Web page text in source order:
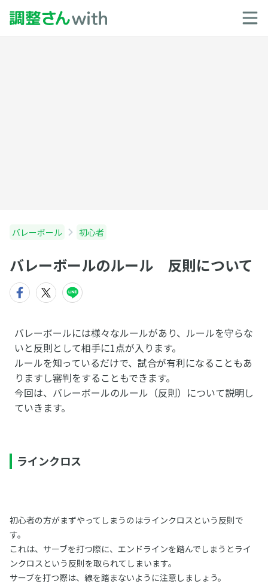
バレーボール 初心者
バレーボールのルール 反則について
バレーボールには様々なルールがあり、ルールを守らな
いと反則として相手に1点が入ります。
ルールを知っているだけで、試合が有利になることもあ
りますし審判をすることもできます。
今回は、バレーボールのルール（反則）について説明し
ていきます。
ラインクロス
初心者の方がまずやってしまうのはラインクロスという反則で
す。
これは、サーブを打つ際に、エンドラインを踏んでしまうとライ
ンクロスという反則を取られてしまいます。
サーブを打つ際は、線を踏まないように注意しましょう。